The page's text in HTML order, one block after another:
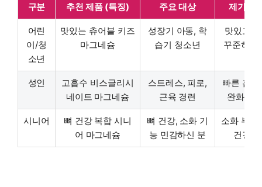
구분 추천 제품 (특징) 주요 대상 제가 느
어린
이/청
소년
맛있는 츄어블 키즈
마그네슘
성장기 아동, 학
습기 청소년
맛있고
꾸준히
성인
고흡수 비스글리시
네이트 마그네슘
스트레스, 피로,
근육 경련
빠른 흡
완화, 편
시니어
뼈 건강 복합 시니
어 마그네슘
뼈 건강, 소화 기
능 민감하신 분
소화 부담
건강